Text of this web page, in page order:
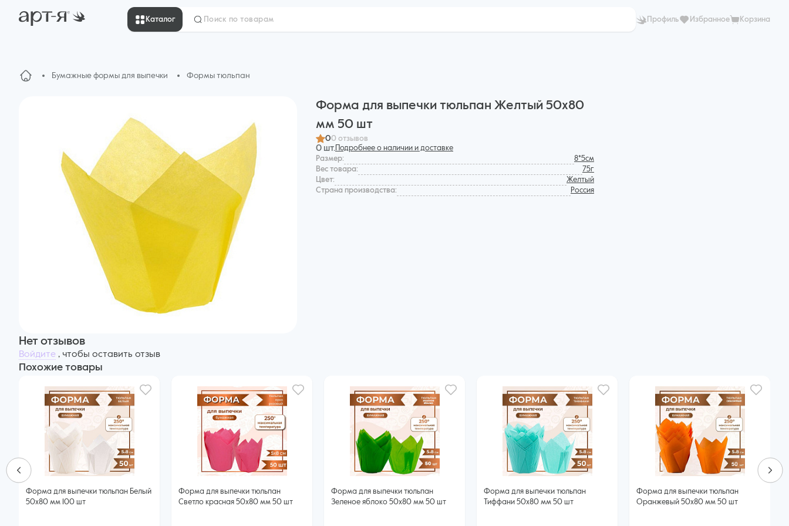
Каталог Профиль Избранное Корзина
Бумажные формы для выпечки Формы тюльпан
Форма для выпечки тюльпан Желтый 50x80
мм 50 шт
00 отзывов
0 шт. Подробнее о наличии и доставке
Размер:
8*5см
Вес товара:
75г
Цвет:
Желтый
Страна производства:
Россия
Нет отзывов
Войдите , чтобы оставить отзыв
Похожие товары
Форма для выпечки тюльпан Белый
50x80 мм 100 шт
Форма для выпечки тюльпан
Светло красная 50x80 мм 50 шт
Форма для выпечки тюльпан
Зеленое яблоко 50x80 мм 50 шт
Форма для выпечки тюльпан
Тиффани 50x80 мм 50 шт
Форма для выпечки тюльпан
Оранжевый 50x80 мм 50 шт